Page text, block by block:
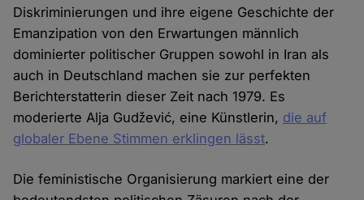
Diskriminierungen und ihre eigene Geschichte der
Emanzipation von den Erwartungen männlich
dominierter politischer Gruppen sowohl in Iran als
auch in Deutschland machen sie zur perfekten
Berichterstatterin dieser Zeit nach 1979. Es
moderierte Alja Gudžević, eine Künstlerin, die auf
globaler Ebene Stimmen erklingen lässt.
Die feministische Organisierung markiert eine der